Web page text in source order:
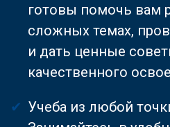
готовы помочь вам
сложных темах,
и дать ценные
качественного
Учеба из любой